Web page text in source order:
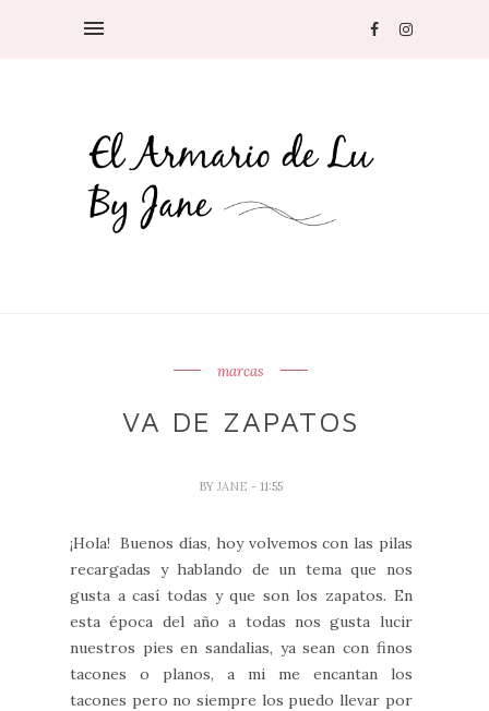
marcas
VA DE ZAPATOS
BYJANE - 11:55
¡Hola! Buenos días, hoy volvemos con las pilas
recargadas y hablando de un tema que nos
gusta a casí todas y que son los zapatos. En
esta época del año a todas nos gusta lucir
nuestros pies en sandalias, ya sean con finos
tacones o planos, a mi me encantan los
tacones pero no siempre los puedo llevar por